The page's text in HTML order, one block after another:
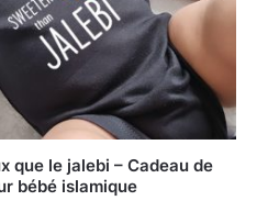
que le jalebi – Cadeau de
bébé islamique